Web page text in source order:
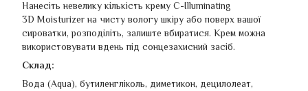
Нанесіть невелику кількість крему C-Illuminating
3D Moisturizer на чисту вологу шкіру або поверх вашої
сироватки, розподіліть, залиште вбиратися. Крем можна
використовувати вдень під сонцезахисний засіб.
Склад:
Вода (Aqua), бутиленгліколь, диметикон, децилолеат,